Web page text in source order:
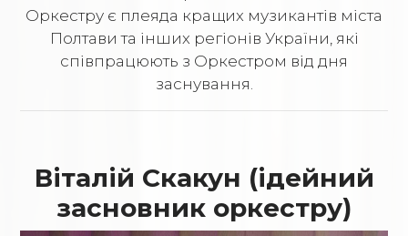
Оркестру є плеяда кращих музикантів міста
Полтави та інших регіонів України, які
співпрацюють з Оркестром від дня
заснування.
Віталій Скакун (ідейний
засновник оркестру)